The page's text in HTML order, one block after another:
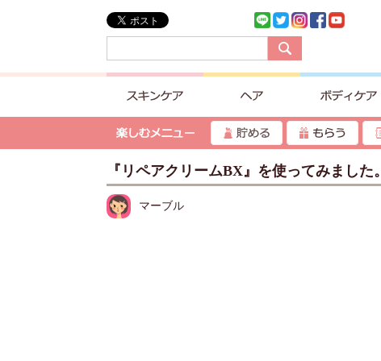
『リペアクリームBX』を使ってみました。
マーブル